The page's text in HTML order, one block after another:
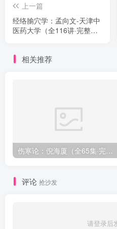
上一篇
经络腧穴学：孟向文-天津中
医药大学（全116讲·完整
相关推荐
伤寒论：倪海厦（全65集·完整版）
评论 抢沙发
请登录后